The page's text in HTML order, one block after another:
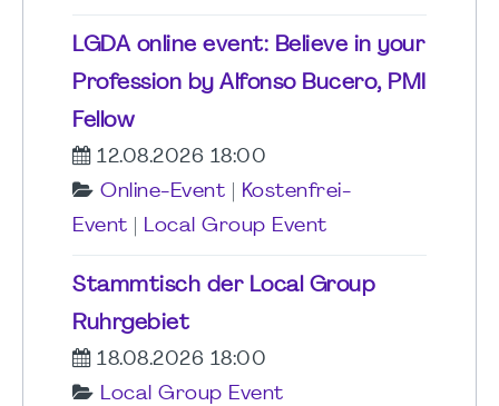
LGDA online event: Believe in your
Profession by Alfonso Bucero, PMI
Fellow
12.08.2026 18:00
Online-Event
Kostenfrei-
Event
Local Group Event
Stammtisch der Local Group
Ruhrgebiet
18.08.2026 18:00
Local Group Event